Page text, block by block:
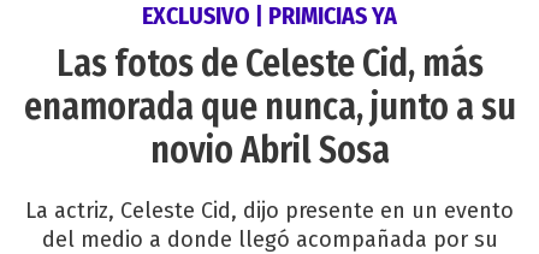
EXCLUSIVO | PRIMICIAS YA
Las fotos de Celeste Cid, más
enamorada que nunca, junto a su
novio Abril Sosa
La actriz, Celeste Cid, dijo presente en un evento
del medio a donde llegó acompañada por su